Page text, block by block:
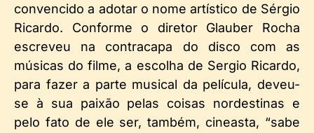
convencido a adotar o nome artístico de Sérgio
Ricardo. Conforme o diretor Glauber Rocha
escreveu na contracapa do disco com as
músicas do filme, a escolha de Sergio Ricardo,
para fazer a parte musical da película, deveu-
se à sua paixão pelas coisas nordestinas e
pelo fato de ele ser, também, cineasta, “sabe